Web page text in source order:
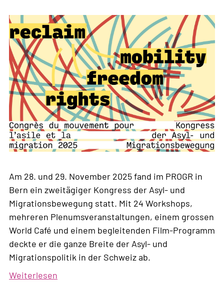
Am 28. und 29. November 2025 fand im PROGR in
Bern ein zweitägiger Kongress der Asyl- und
Migrationsbewegung statt. Mit 24 Workshops,
mehreren Plenumsveranstaltungen, einem grossen
World Café und einem begleitenden Film-Programm
deckte er die ganze Breite der Asyl- und
Migrationspolitik in der Schweiz ab.
Weiterlesen